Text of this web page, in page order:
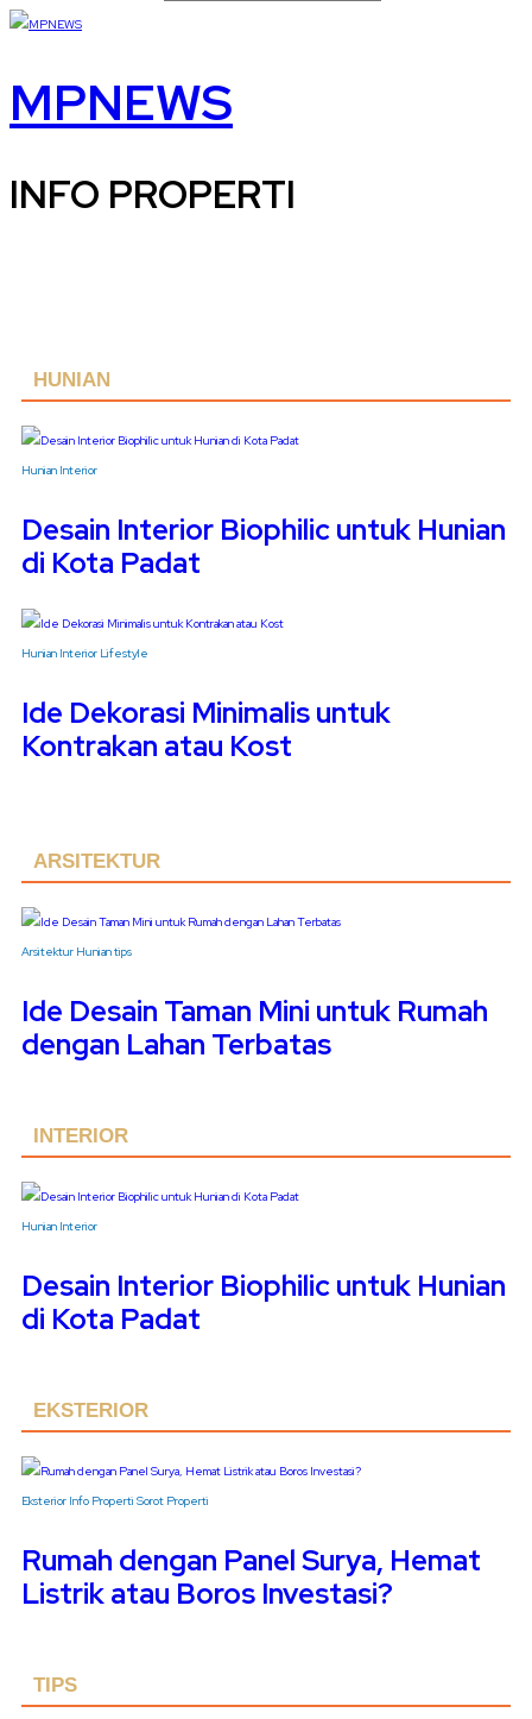
MPNEWS
INFO PROPERTI
HUNIAN
Hunian Interior
Desain Interior Biophilic untuk Hunian
di Kota Padat
Hunian Interior Lifestyle
Ide Dekorasi Minimalis untuk
Kontrakan atau Kost
ARSITEKTUR
Arsitektur Huniantips
Ide Desain Taman Mini untuk Rumah
dengan Lahan Terbatas
INTERIOR
Hunian Interior
Desain Interior Biophilic untuk Hunian
di Kota Padat
EKSTERIOR
Eksterior Info Properti Sorot Properti
Rumah dengan Panel Surya, Hemat
Listrik atau Boros Investasi?
TIPS